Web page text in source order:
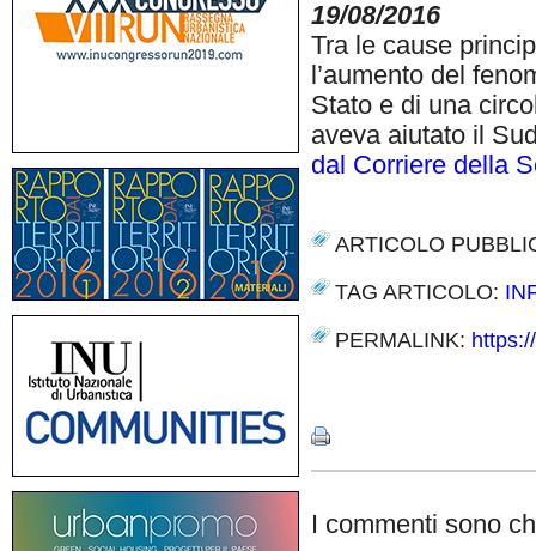
19/08/2016
Tra le cause
l’aumento del
Stato e di una
aveva aiutato il
dal Corriere della
ARTICOLO
TAG ARTICOLO:
PERMALINK:
I commenti sono